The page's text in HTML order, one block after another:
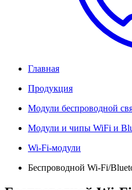
Главная
Продукция
Модули беспроводной
Модули и чипы WiFi и
Wi-Fi-модули
Беспроводной Wi-Fi/